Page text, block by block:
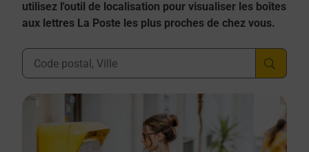
utilisez l'outil de localisation pour visualiser les boîtes
aux lettres La Poste les plus proches de chez vous.
Ville, Département, Code Postal